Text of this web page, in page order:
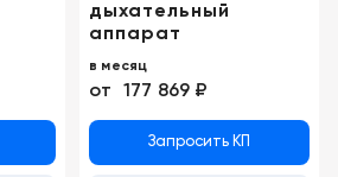
дыхательный
аппарат
в месяц
от 177 869 ₽
Запросить КП